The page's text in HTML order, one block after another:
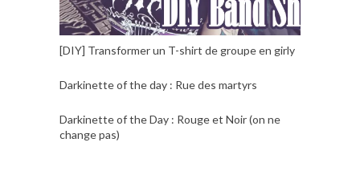
[DIY] Transformer un T-shirt de groupe en girly
Darkinette of the day : Rue des martyrs
Darkinette of the Day : Rouge et Noir (on ne
change pas)